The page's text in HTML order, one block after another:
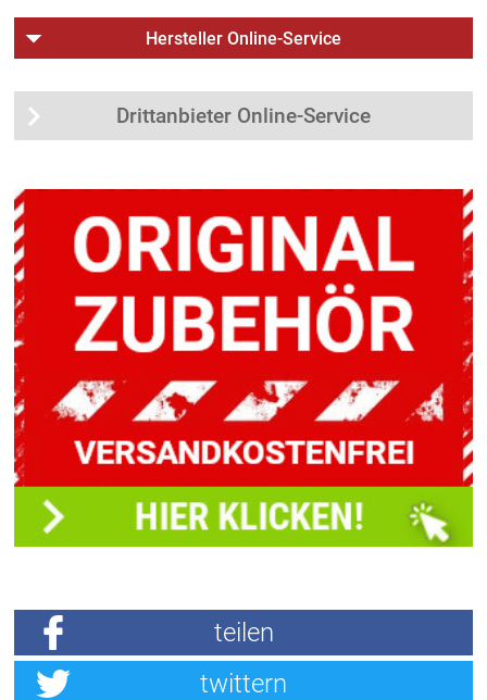
Hersteller Online-Service
Drittanbieter Online-Service
teilen
twittern